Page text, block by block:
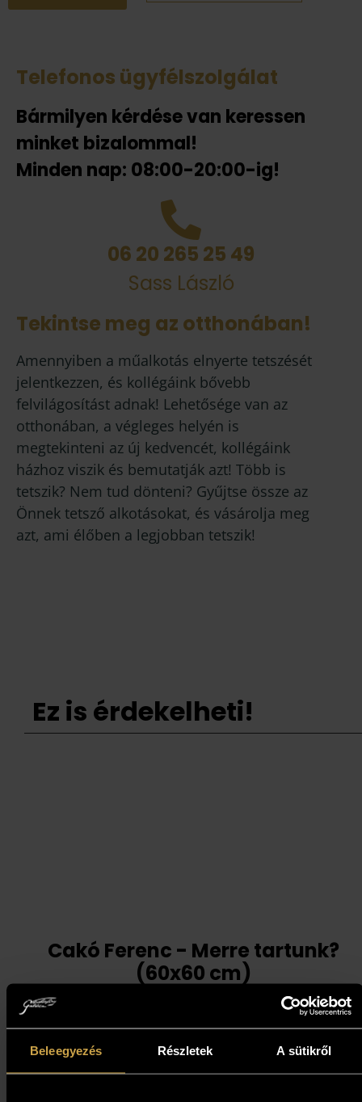
Beleegyezés Részletek A sütikről
Telefonos ügyfélszolgálat
Bármilyen kérdése van keressen
minket bizalommal!
Minden nap: 08:00-20:00-ig!
06 20 265 25 49
Sass László
Tekintse meg az otthonában!
Amennyiben a műalkotás elnyerte tetszését
jelentkezzen, és kollégáink bővebb
felvilágosítást adnak! Lehetősége van az
otthonában, a végleges helyén is
megtekinteni az új kedvencét, kollégáink
házhoz viszik és bemutatják azt! Több is
tetszik? Nem tud dönteni? Gyűjtse össze az
Önnek tetsző alkotásokat, és vásárolja meg
azt, ami élőben a legjobban tetszik!
Ez is érdekelheti!
Cakó Ferenc - Merre tartunk?
(60x60 cm)
Kosárba teszem